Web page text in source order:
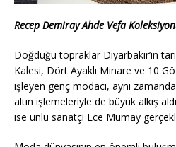
Recep Demiray Ahde Vefa
Doğduğu topraklar Diyarbakır’ın
Kalesi, Dört Ayaklı Minare ve 10
işleyen genç modacı, aynı
altın işlemeleriyle de büyük alkış
ise ünlü sanatçı Ece Mumay